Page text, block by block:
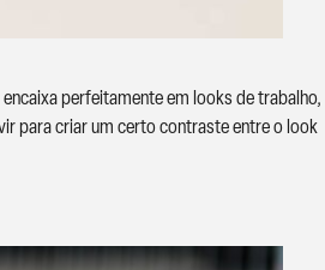
perfeitamente em looks de trabalho,
para criar um certo contraste entre o look